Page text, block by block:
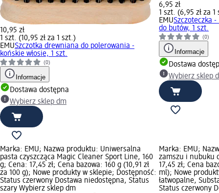
10,95 zł
1 szt. (10,95 zł za 1 szt.)
EMUSzczotka drewniana do polerowania -
końskie włosie, 1 szt.
(0)
Informacje
Dostawa dostępna
Wybierz sklep dm
6,95 zł
1 szt. (6,95 zł za 1
EMUSzczoteczka
do butów, 1 szt.
(0)
Informacje
Dostawa
Wybierz sklep
Marka: EMU; Nazwa produktu: Uniwersalna
pasta czyszcząca Magic Cleaner Sport Line, 160
g; Cena: 17,45 zł; Cena bazowa: 160 g (10,91 zł
za 100 g); Nowe produkty w sklepie; Dostępność:
Status czerwony Dostawa niedostępna, Status
szary Wybierz sklep dm
Marka: EMU;
zamszu i nubuku
17,45 zł; Cena
ml); Nowe
łatwopalne,
Status czerwony